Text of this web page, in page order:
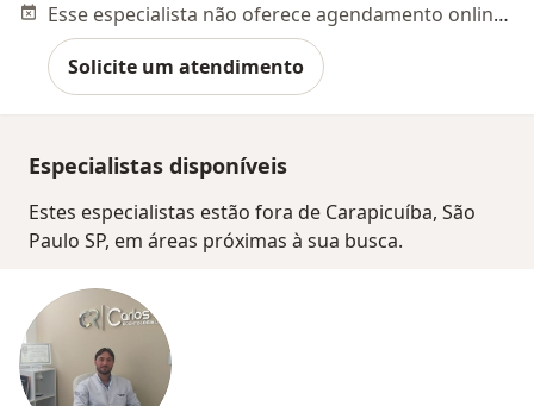
Esse especialista não oferece agendamento online para esse endereço.
Solicite um atendimento
Especialistas disponíveis
Estes especialistas estão fora de Carapicuíba, São
Paulo SP, em áreas próximas à sua busca.